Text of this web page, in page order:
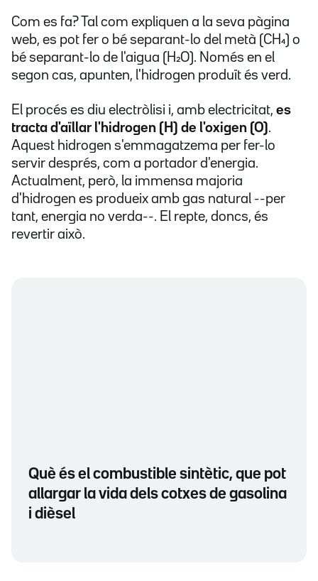
Com es fa? Tal com expliquen a la seva pàgina
web, es pot fer o bé separant-lo del metà (CH₄) o
bé separant-lo de l'aigua (H₂O). Només en el
segon cas, apunten, l'hidrogen produït és verd.
El procés es diu electròlisi i, amb electricitat, es
tracta d'aïllar l'hidrogen (H) de l'oxigen (O).
Aquest hidrogen s'emmagatzema per fer-lo
servir després, com a portador d'energia.
Actualment, però, la immensa majoria
d'hidrogen es produeix amb gas natural --per
tant, energia no verda--. El repte, doncs, és
revertir això.
Què és el combustible sintètic, que pot
allargar la vida dels cotxes de gasolina
i dièsel